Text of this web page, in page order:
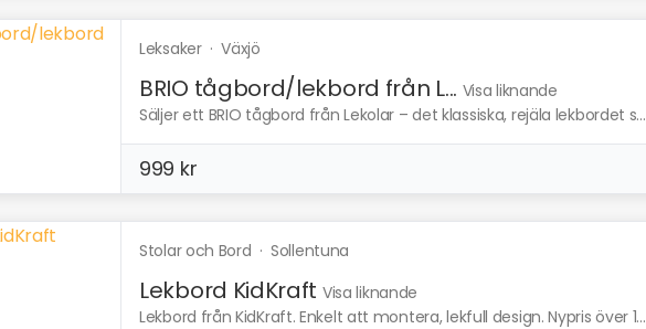
Leksaker·Växjö
BRIO tågbord/lekbord från L... Visa liknande
Säljer ett BRIO tågbord från Lekolar – det klassiska, rejäla lekbordet s...
999 kr
Stolar och Bord · Sollentuna
Lekbord KidKraft Visa liknande
Lekbord från KidKraft. Enkelt att montera, lekfull design. Nypris över 1...